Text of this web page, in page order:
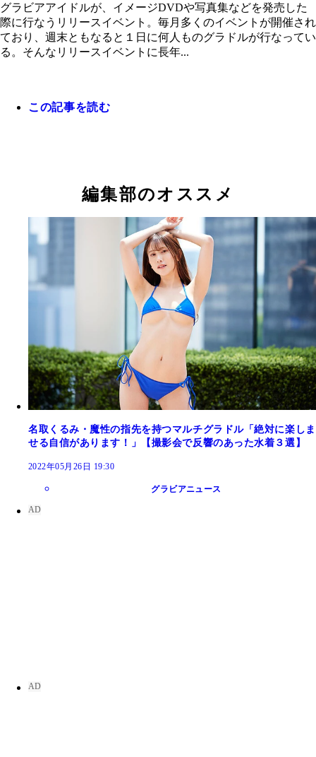
グラビアアイドルが、イメージDVDや写真集などを発売した
際に行なうリリースイベント。毎月多くのイベントが開催され
ており、週末ともなると１日に何人ものグラドルが行なってい
る。そんなリリースイベントに長年...
この記事を読む
編集部のオススメ
名取くるみ・魔性の指先を持つマルチグラドル「絶対に楽しま
せる自信があります！」【撮影会で反響のあった水着３選】
2022年05月26日 19:30
グラビアニュース